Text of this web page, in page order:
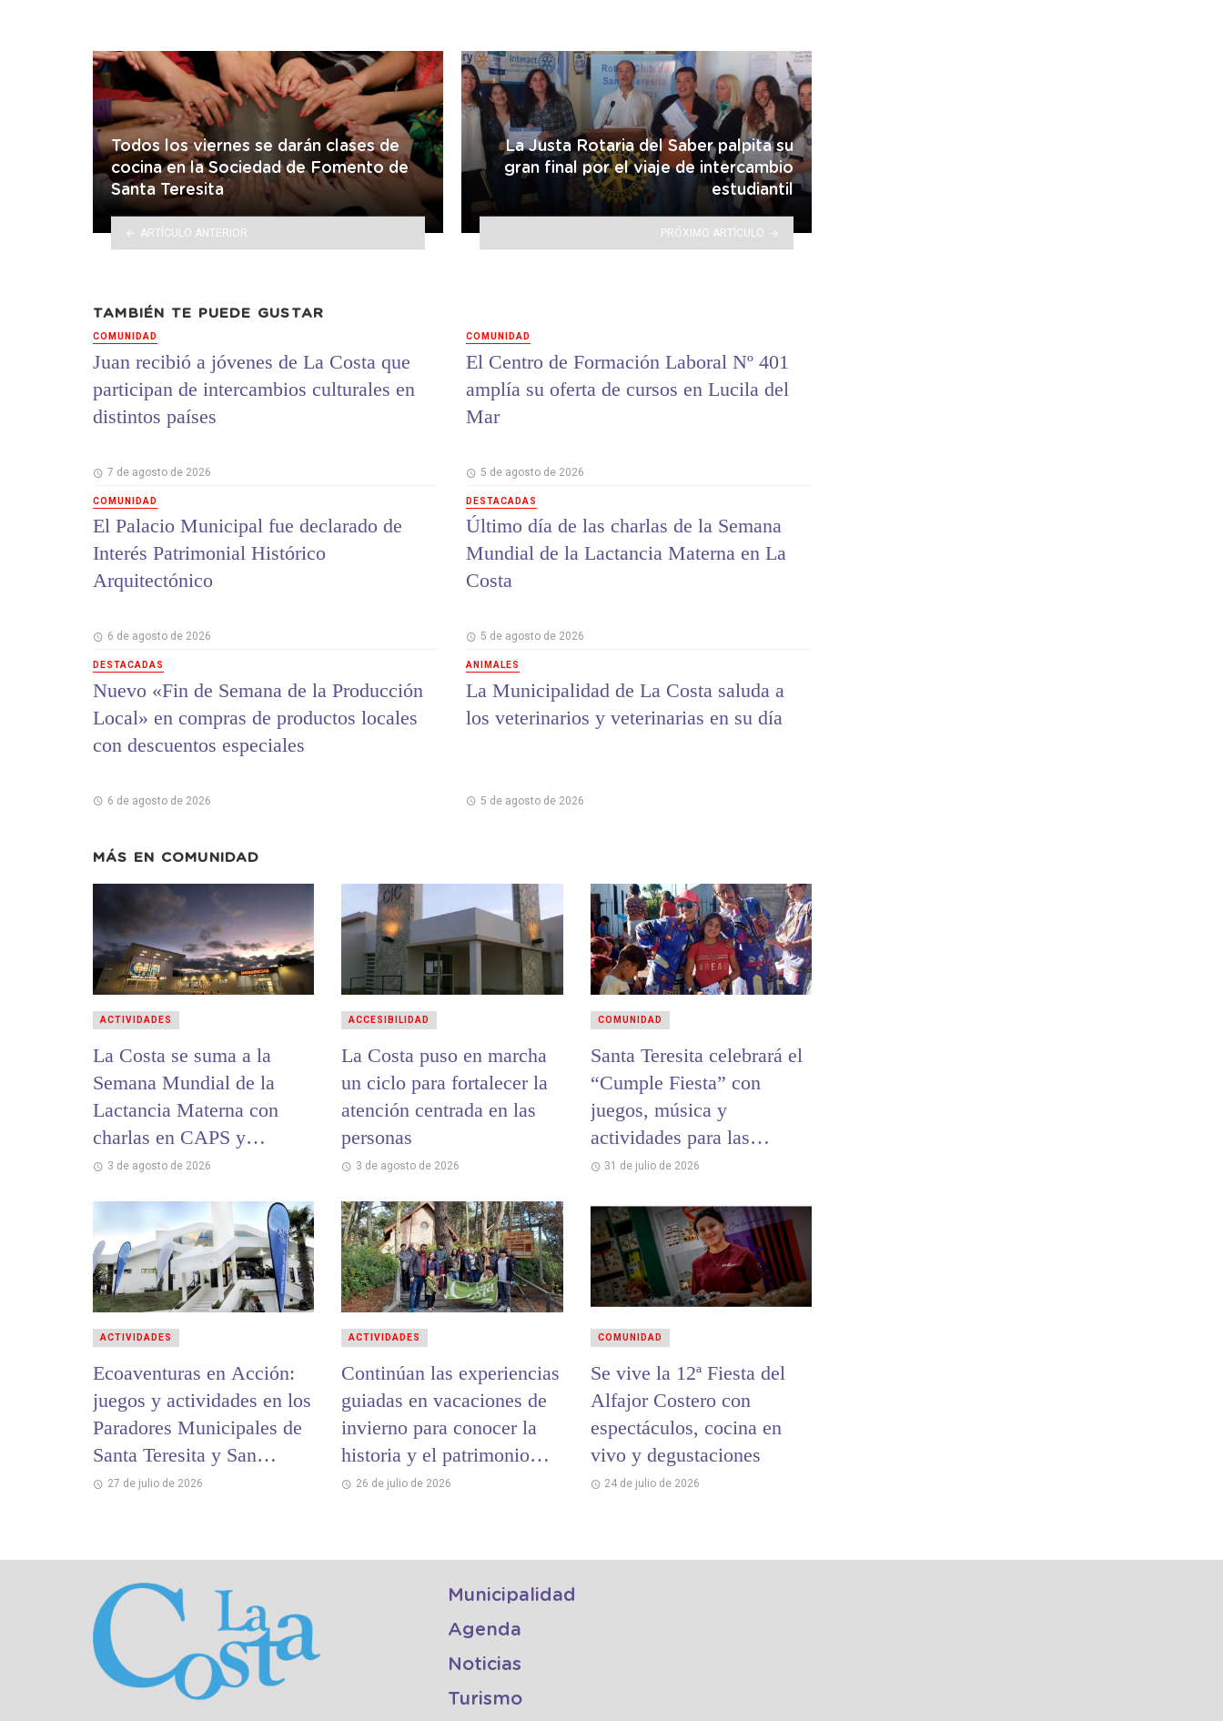
Todos los viernes se darán clases de
cocina en la Sociedad de Fomento de
Santa Teresita
ARTÍCULO ANTERIOR
La Justa Rotaria del Saber palpita su
gran final por el viaje de intercambio
estudiantil
PRÓXIMO ARTÍCULO
TAMBIÉN TE PUEDE GUSTAR
COMUNIDAD
Juan recibió a jóvenes de La Costa que
participan de intercambios culturales en
distintos países
7 de agosto de 2026
COMUNIDAD
El Palacio Municipal fue declarado de
Interés Patrimonial Histórico
Arquitectónico
6 de agosto de 2026
DESTACADAS
Nuevo «Fin de Semana de la Producción
Local» en compras de productos locales
con descuentos especiales
6 de agosto de 2026
COMUNIDAD
El Centro de Formación Laboral Nº 401
amplía su oferta de cursos en Lucila del
Mar
5 de agosto de 2026
DESTACADAS
Último día de las charlas de la Semana
Mundial de la Lactancia Materna en La
Costa
5 de agosto de 2026
ANIMALES
La Municipalidad de La Costa saluda a
los veterinarios y veterinarias en su día
5 de agosto de 2026
MÁS EN COMUNIDAD
La Costa se suma a la
Semana Mundial de la
Lactancia Materna con
charlas en CAPS y
hospitales
3 de agosto de 2026
ACTIVIDADES
La Costa puso en marcha
un ciclo para fortalecer la
atención centrada en las
personas
3 de agosto de 2026
ACCESIBILIDAD
Santa Teresita celebrará el
“Cumple Fiesta” con
juegos, música y
actividades para las
infancias
31 de julio de 2026
COMUNIDAD
Ecoaventuras en Acción:
juegos y actividades en los
Paradores Municipales de
Santa Teresita y San
Bernardo
27 de julio de 2026
ACTIVIDADES
Continúan las experiencias
guiadas en vacaciones de
invierno para conocer la
historia y el patrimonio
cultural de La Costa
26 de julio de 2026
ACTIVIDADES
Se vive la 12ª Fiesta del
Alfajor Costero con
espectáculos, cocina en
vivo y degustaciones
24 de julio de 2026
COMUNIDAD
Municipalidad
Agenda
Noticias
Turismo